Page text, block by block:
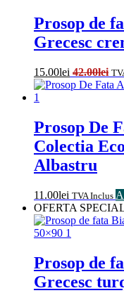
Prosop de
Grecesc
15.00lei 42.00lei
Prosop De
Colectia
Albastru
11.00lei TVA Inclus
OFERTA
Prosop de
Grecesc